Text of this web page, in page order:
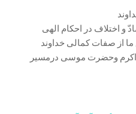
و اختلاف در احکام الهی
از صفات کمالی خداوند
وحضرت موسی درمسیر